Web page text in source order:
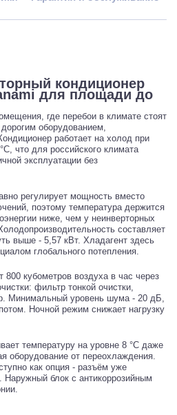
кондиционер
для площади до
где перебои в климате стоят
оборудованием,
работает на холод при
что для российского климата
эксплуатации без
регулирует мощность вместо
поэтому температура держится
ниже, чем у неинверторных
составляет
выше - 5,57 кВт. Хладагент здесь
глобального потепления.
800 кубометров воздуха в час через
фильтр тонкой очистки,
Минимальный уровень шума - 20 дБ,
Ночной режим снижает нагрузку
температуру на уровне 8 °C даже
оборудование от переохлаждения.
как опция - разъём уже
Наружный блок с антикоррозийным